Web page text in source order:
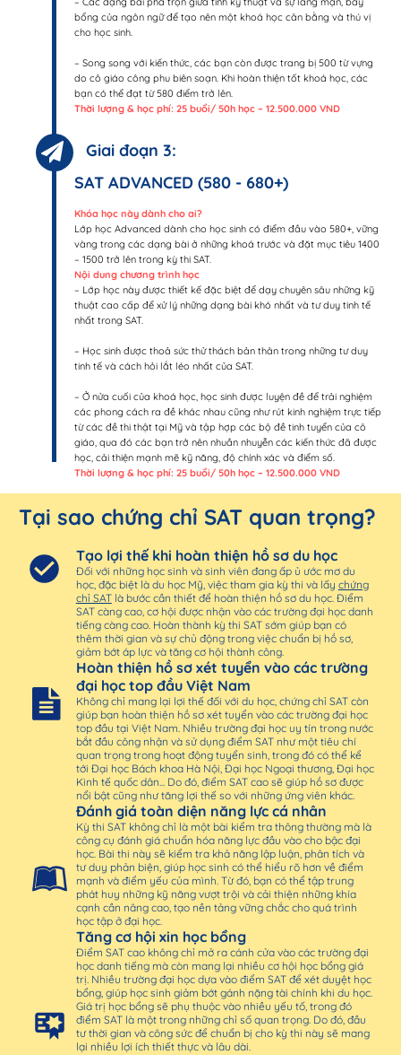
bổng của ngôn ngữ để tạo nên một khoá học cân bằng và thú vị
cho học sinh.
– Song song với kiến thức, các bạn còn được trang bị 500 từ vựng
do cô giáo công phu biên soạn. Khi hoàn thiện tốt khoá học, các
bạn có thể đạt từ 580 điểm trở lên.
Thời lượng & học phí: 25 buổi/ 50h học – 12.500.000 VND
SAT ADVANCED (580 - 680+)
Khóa học này dành cho ai?
Lớp học Advanced dành cho học sinh có điểm đầu vào 580+, vững
vàng trong các dạng bài ở những khoá trước và đặt mục tiêu 1400
– 1500 trở lên trong kỳ thi SAT.
Nội dung chương trình học
– Lớp học này được thiết kế đặc biệt để dạy chuyên sâu những kỹ
thuật cao cấp để xử lý những dạng bài khó nhất và tư duy tinh tế
nhất trong SAT.
– Học sinh được thoả sức thử thách bản thân trong những tư duy
tinh tế và cách hỏi lắt léo nhất của SAT.
– Ở nửa cuối của khoá học, học sinh được luyện đề để trải nghiệm
các phong cách ra đề khác nhau cũng như rút kinh nghiệm trực tiếp
từ các đề thi thật tại Mỹ và tập hợp các bộ đề tinh tuyển của cô
giáo, qua đó các bạn trở nên nhuần nhuyễn các kiến thức đã được
học, cải thiện mạnh mẽ kỹ năng, độ chính xác và điểm số.
Thời lượng & học phí: 25 buổi/ 50h học – 12.500.000 VND
Giai đoạn 3:
Tạo lợi thế khi hoàn thiện hồ sơ du học
Đối với những học sinh và sinh viên đang ấp ủ ước mơ du
học, đặc biệt là du học Mỹ, việc tham gia kỳ thi và lấy chứng
chỉ SATlà bước cần thiết để hoàn thiện hồ sơ du học. Điểm
SAT càng cao, cơ hội được nhận vào các trường đại học danh
tiếng càng cao. Hoàn thành kỳ thi SAT sớm giúp bạn có
thêm thời gian và sự chủ động trong việc chuẩn bị hồ sơ,
giảm bớt áp lực và tăng cơ hội thành công.
Hoàn thiện hồ sơ xét tuyển vào các trường
đại học top đầu Việt Nam
Không chỉ mang lại lợi thế đối với du học, chứng chỉ SAT còn
giúp bạn hoàn thiện hồ sơ xét tuyển vào các trường đại học
top đầu tại Việt Nam. Nhiều trường đại học uy tín trong nước
bắt đầu công nhận và sử dụng điểm SAT như một tiêu chí
quan trọng trong hoạt động tuyển sinh, trong đó có thể kể
tới Đại học Bách khoa Hà Nội, Đại học Ngoại thương, Đại học
Kinh tế quốc dân... Do đó, điểm SAT cao sẽ giúp hồ sơ được
nổi bật cũng như tăng lợi thế so với những ứng viên khác.
Đánh giá toàn diện năng lực cá nhân
Kỳ thi SAT không chỉ là một bài kiểm tra thông thường mà là
công cụ đánh giá chuẩn hóa năng lực đầu vào cho bậc đại
học. Bài thi này sẽ kiểm tra khả năng lập luận, phân tích và
tư duy phản biện, giúp học sinh có thể hiểu rõ hơn về điểm
mạnh và điểm yếu của mình. Từ đó, bạn có thể tập trung
phát huy những kỹ năng vượt trội và cải thiện những khía
cạnh cần nâng cao, tạo nền tảng vững chắc cho quá trình
học tập ở đại học.
Tăng cơ hội xin học bổng
Điểm SAT cao không chỉ mở ra cánh cửa vào các trường đại
học danh tiếng mà còn mang lại nhiều cơ hội học bổng giá
trị. Nhiều trường đại học dựa vào điểm SAT để xét duyệt học
bổng, giúp học sinh giảm bớt gánh nặng tài chính khi du học.
Giá trị học bổng sẽ phụ thuộc vào nhiều yếu tố, trong đó
điểm SAT là một trong những chỉ số quan trọng. Do đó, đầu
tư thời gian và công sức để chuẩn bị cho kỳ thi này sẽ mang
lại nhiều lợi ích thiết thực và lâu dài.
Tại sao chứng chỉ SAT quan trọng?